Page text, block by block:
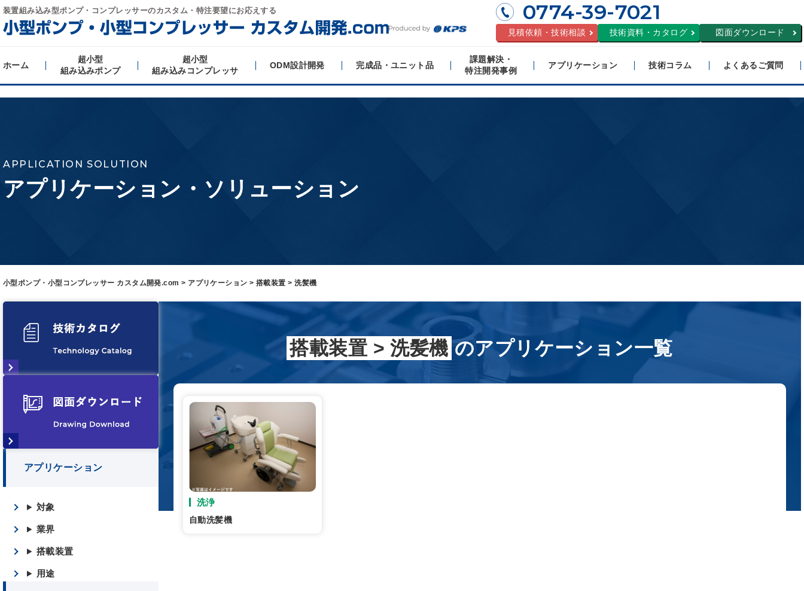
装置組み込み型ポンプ・コンプレッサーのカスタム・特注要望にお応えする 0774-39-7021
見積依頼・技術相談 技術資料・カタログ 図面ダウンロード
ホーム
超小型
組み込みポンプ
超小型
組み込みコンプレッサ
ODM設計開発 完成品・ユニット品
課題解決・
特注開発事例
アプリケーション 技術コラム よくあるご質問
APPLICATION SOLUTION
アプリケーション・ソリューション
小型ポンプ・小型コンプレッサー カスタム開発.com > アプリケーション >搭載装置 >洗髪機
アプリケーション
対象
業界
搭載装置
用途
搭載装置 > 洗髪機 のアプリケーション一覧
洗浄
自動洗髪機